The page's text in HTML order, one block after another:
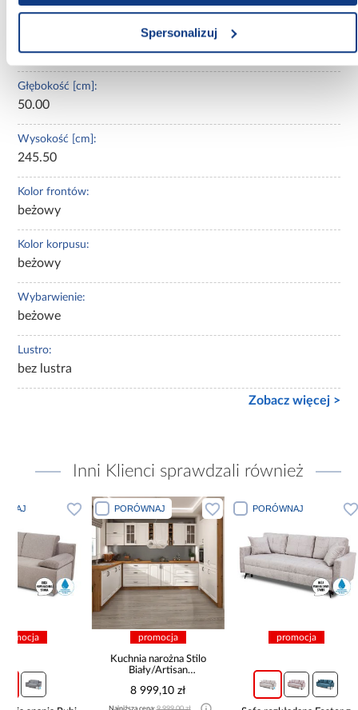
Spersonalizuj
100.00
Głębokość [cm]:
50.00
Wysokość [cm]:
245.50
Kolor frontów:
beżowy
Kolor korpusu:
beżowy
Wybarwienie:
beżowe
Lustro:
bez lustra
Zobacz więcej >
Inni Klienci sprawdzali również
PORÓWNAJ
Kuchnia narożna Stilo
265x300x180 Cm
PORÓWNAJ